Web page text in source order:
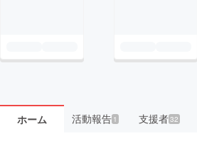
ホーム 活動報告1 支援者32